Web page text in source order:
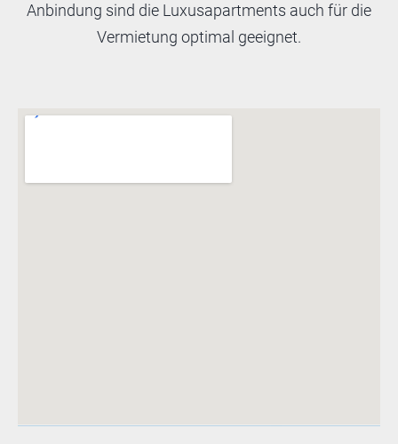
Anbindung sind die Luxusapartments auch für die
Vermietung optimal geeignet.